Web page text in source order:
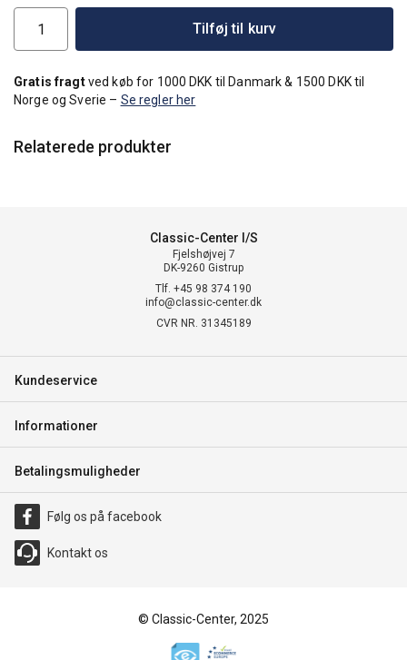
Tilføj til kurv
Gratis fragtved køb for 1000 DKK til Danmark & 1500 DKK til
Norge og Sverie – Se regler her
Relaterede produkter
Classic-Center I/S
Fjelshøjvej 7
DK-9260 Gistrup
Tlf. +45 98 374 190
info@classic-center.dk
CVR NR. 31345189
Kundeservice
Informationer
Betalingsmuligheder
Følg os på facebook
Kontakt os
© Classic-Center, 2025